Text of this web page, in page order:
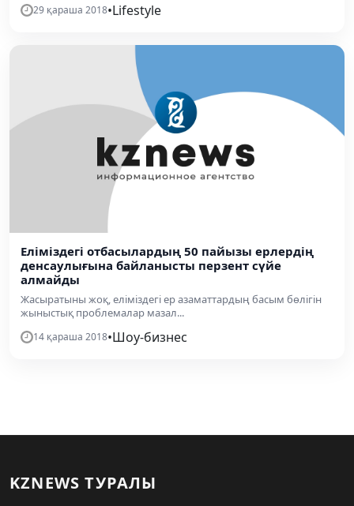
29 қараша 2018•Lifestyle
Еліміздегі отбасылардың 50 пайызы ерлердің
денсаулығына байланысты перзент сүйе
алмайды
Жасыратыны жоқ, еліміздегі ер азаматтардың басым бөлігін
жыныстық проблемалар мазал...
14 қараша 2018•Шоу-бизнес
KZNEWS ТУРАЛЫ